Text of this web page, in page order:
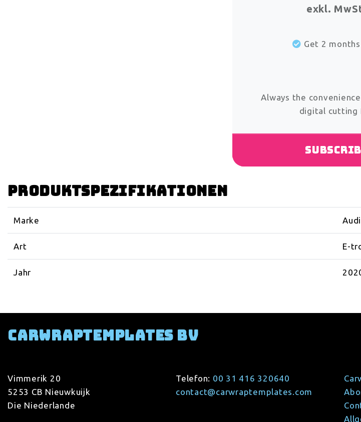
exkl.
Get 2
Always the
digital cutting
Produktspezifikationen
Marke Audi
Art E-
Jahr
Carwraptemplates BV
Vimmerik 20
5253 CB Nieuwkuijk
Die Niederlande
Telefon: 00 31 416 320640
contact@carwraptemplates.com